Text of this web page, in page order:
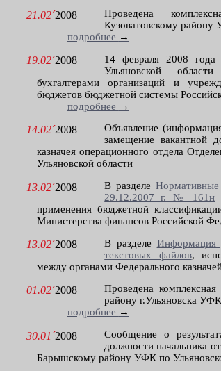
21.02´2008
Проведена
Кузоватовскому району
подробнее →
19.02´2008
14 февраля 2008
Ульяновской
бухгалтерами организаций и
бюджетов бюджетной системы
подробнее →
14.02´2008
Объявление
замещение вакантной
казначея операционного отдела
Ульяновской области
13.02´2008 В разделе
29.12.2007 г. № 161н
применения бюджетной
Министерства финансов Российской
13.02´2008 В разделе Информация
текстовых файлов,
между органами Федерального
01.02´2008
Проведена
району г.Ульяновска
подробнее →
30.01´2008
Сообщение о
должности начальника
Барышскому району УФК по